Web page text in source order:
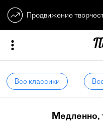
Продвижение
Все классики
Медленно,